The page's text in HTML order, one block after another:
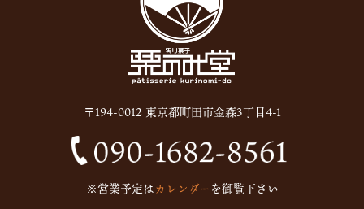
〒194-0012 東京都町田市金森3丁目4-1
※営業予定はカレンダーを御覧下さい